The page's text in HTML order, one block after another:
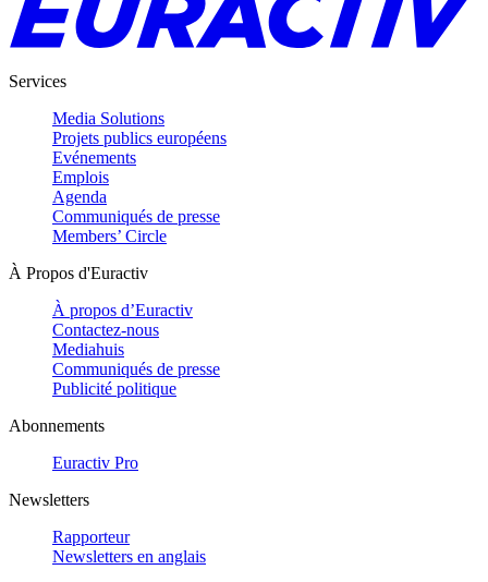
Services
Media Solutions
Projets publics européens
Evénements
Emplois
Agenda
Communiqués de presse
Members’ Circle
À Propos d'Euractiv
À propos d’Euractiv
Contactez-nous
Mediahuis
Communiqués de presse
Publicité politique
Abonnements
Euractiv Pro
Newsletters
Rapporteur
Newsletters en anglais